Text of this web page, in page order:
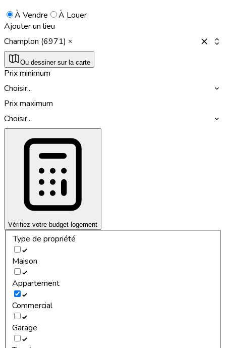
À Vendre
À Louer
Ajouter un lieu
Champlon (6971)
Ou dessiner sur la carte
Prix minimum
Choisir...
Prix maximum
Choisir...
Vérifiez votre budget logement
Type de propriété
Maison
Appartement
Commercial
Garage